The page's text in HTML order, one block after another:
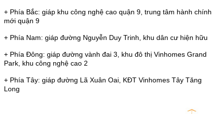
+ Phía Bắc: giáp khu công nghệ cao quận 9, trung tâm hành chính
mới quận 9
+ Phía Nam: giáp đường Nguyễn Duy Trinh, khu dân cư hiện hữu
+ Phía Đông: giáp đường vành đai 3, khu đô thị Vinhomes Grand
Park, khu công nghệ cao 2
+ Phía Tây: giáp đường Lã Xuân Oai, KĐT Vinhomes Tây Tăng
Long